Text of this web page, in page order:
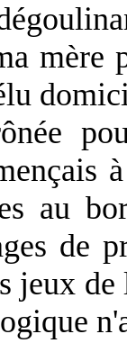
mère
au
de
jeux